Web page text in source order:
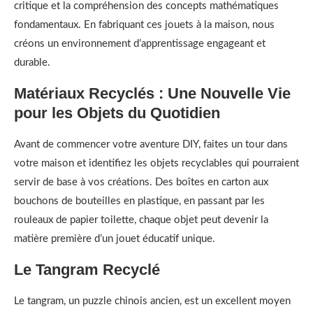
critique et la compréhension des concepts mathématiques
fondamentaux. En fabriquant ces jouets à la maison, nous
créons un environnement d’apprentissage engageant et
durable.
Matériaux Recyclés : Une Nouvelle Vie
pour les Objets du Quotidien
Avant de commencer votre aventure DIY, faites un tour dans
votre maison et identifiez les objets recyclables qui pourraient
servir de base à vos créations. Des boîtes en carton aux
bouchons de bouteilles en plastique, en passant par les
rouleaux de papier toilette, chaque objet peut devenir la
matière première d’un jouet éducatif unique.
Le Tangram Recyclé
Le tangram, un puzzle chinois ancien, est un excellent moyen